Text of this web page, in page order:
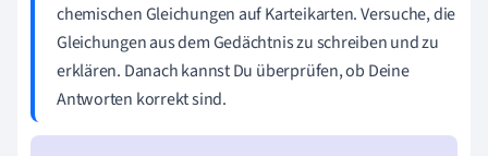
chemischen Gleichungen auf Karteikarten. Versuche, die
Gleichungen aus dem Gedächtnis zu schreiben und zu
erklären. Danach kannst Du überprüfen, ob Deine
Antworten korrekt sind.